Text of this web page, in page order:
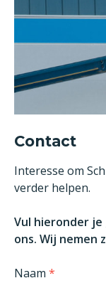
Contact
Interesse om
verder helpen.
Vul hieronder
ons. Wij nemen
Naam *